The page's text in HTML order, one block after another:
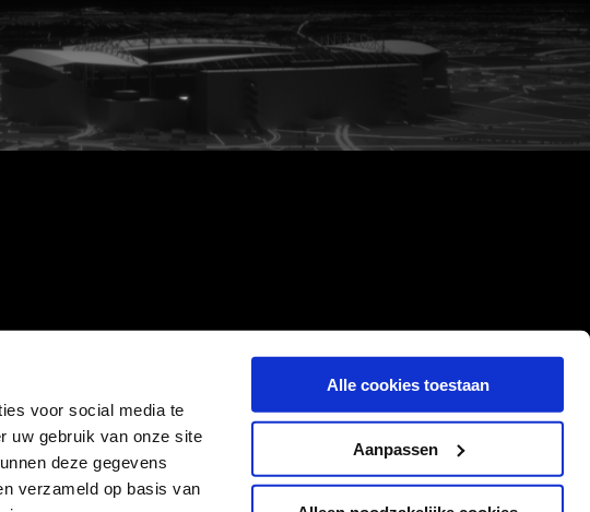
voor social media te
uw gebruik van onze site
deze gegevens
verzameld op basis van
Alle cookies toestaan
Aanpassen